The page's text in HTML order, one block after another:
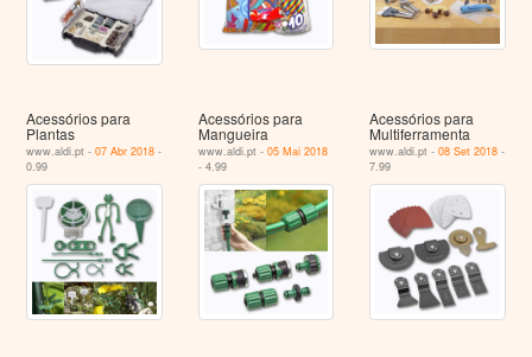
Acessórios para
Plantas
www.aldi.pt -07 Abr 2018 -
0.99
Acessórios para
Mangueira
www.aldi.pt - 05 Mai 2018
- 4.99
Acessórios para
Multiferramenta
www.aldi.pt -08 Set 2018 -
7.99